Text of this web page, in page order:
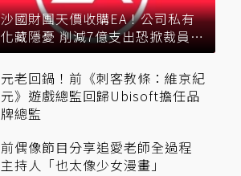
沙國財團天價收購EA！公司私有
化藏隱憂 削減7億支出恐掀裁員風
暴？
元老回鍋！前《刺客教條：維京紀
元》遊戲總監回歸Ubisoft擔任品
牌總監
前偶像節目分享追愛老師全過程
主持人「也太像少女漫畫」